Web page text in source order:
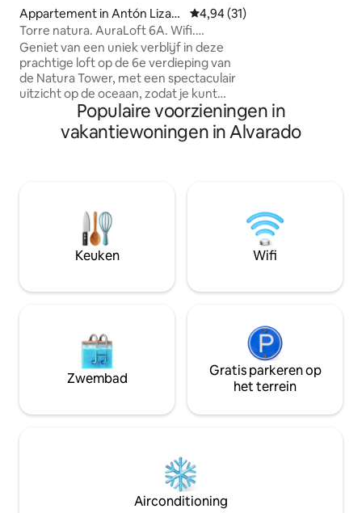
Appartement in Antón Lizard
o
Gemiddelde beoordeling van
4,94 (31)
Torre natura. AuraLoft 6A. Wifi.
Strandclub
Geniet van een uniek verblijf in deze
prachtige loft op de 6e verdieping van
de Natura Tower, met een spectaculair
uitzicht op de oceaan, zodat je kunt
genieten van ongelooflijke
zonsopgangen en zonsondergangen.
De ruimte is comfortabel, gezellig en
voor liefhebbers van de zon, het zand en
de schoonheid van de zee. Een perfecte
plek om te rusten, te ontspannen en te
genieten van een bijzondere ervaring.
dat geniet van
Populaire voorzieningen in
vakantiewoningen in Alvarado
Keuken Wifi
Zwembad
Gratis parkeren op
het terrein
Airconditioning